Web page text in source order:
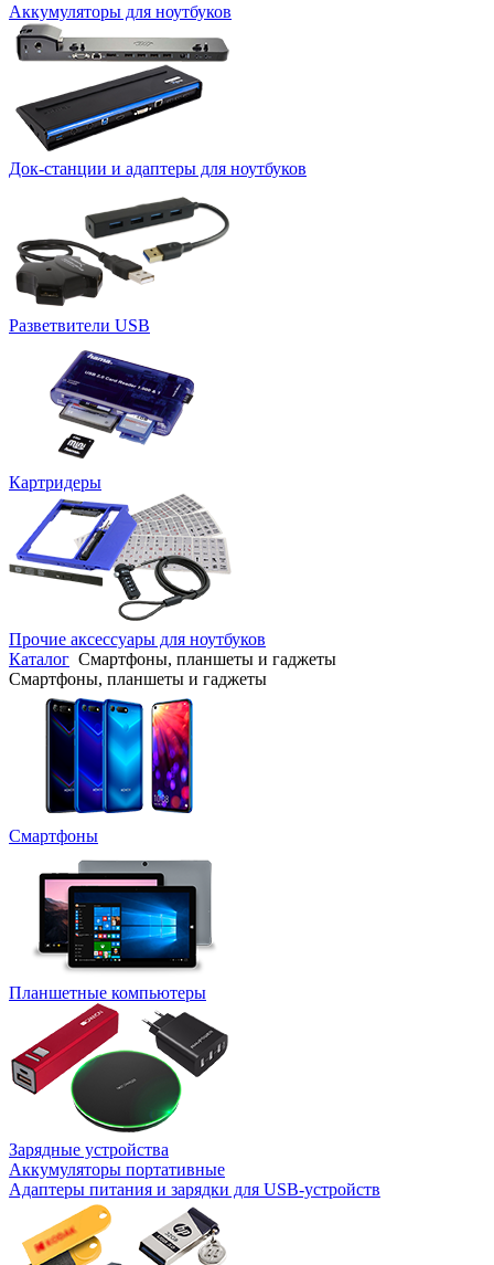
Аккумуляторы для ноутбуков
Док-станции и адаптеры для ноутбуков
Разветвители USB
Картридеры
Прочие аксессуары для ноутбуков
Каталог Смартфоны, планшеты и гаджеты
Смартфоны, планшеты и гаджеты
Смартфоны
Планшетные компьютеры
Зарядные устройства
Аккумуляторы портативные
Адаптеры питания и зарядки для USB-устройств